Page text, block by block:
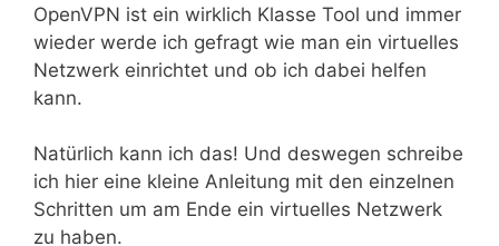
OpenVPN ist ein wirklich Klasse Tool und immer
wieder werde ich gefragt wie man ein virtuelles
Netzwerk einrichtet und ob ich dabei helfen
kann.
Natürlich kann ich das! Und deswegen schreibe
ich hier eine kleine Anleitung mit den einzelnen
Schritten um am Ende ein virtuelles Netzwerk
zu haben.